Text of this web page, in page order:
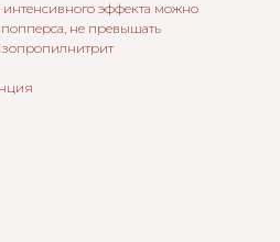
интенсивного эффекта можно
не превышать